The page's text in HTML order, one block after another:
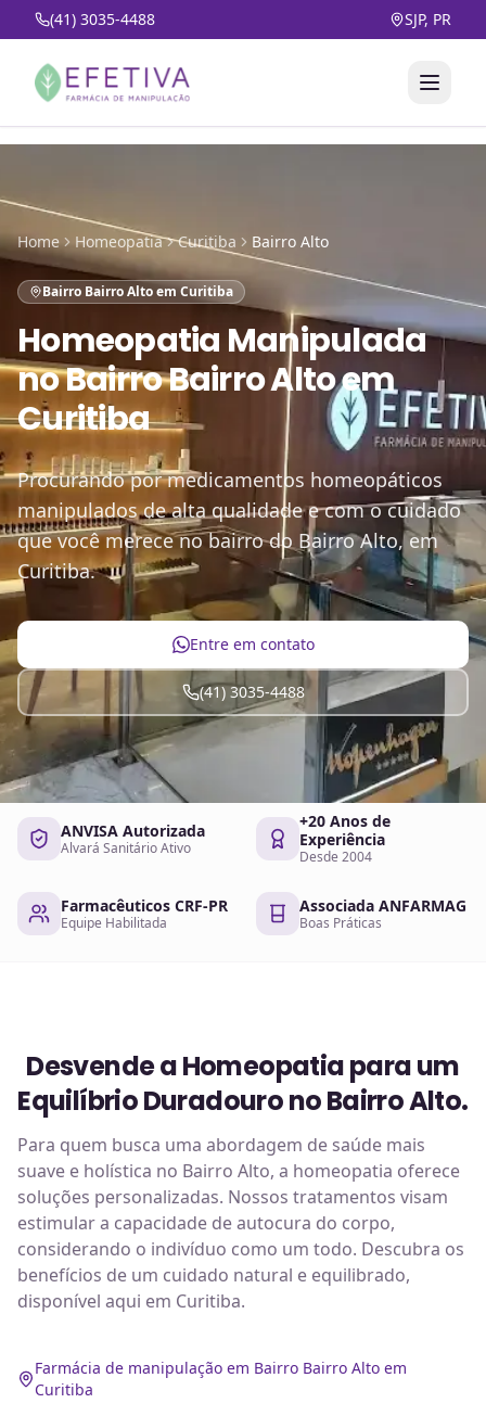
(41) 3035-4488 SJP, PR
Home Homeopatia Curitiba Bairro Alto
Bairro Bairro Alto em Curitiba
Homeopatia Manipulada
noBairro Bairro Alto em
Curitiba
Procurando por medicamentos homeopáticos
manipulados de alta qualidade e com o cuidado
que você merece no bairro do Bairro Alto, em
Curitiba.
Entre em contato
(41) 3035-4488
ANVISA Autorizada
Alvará Sanitário Ativo
+20 Anos de
Experiência
Desde 2004
Farmacêuticos CRF-PR
Equipe Habilitada
Associada ANFARMAG
Boas Práticas
Desvende a Homeopatia para um
Equilíbrio Duradouro no Bairro Alto.
Para quem busca uma abordagem de saúde mais
suave e holística no Bairro Alto, a homeopatia oferece
soluções personalizadas. Nossos tratamentos visam
estimular a capacidade de autocura do corpo,
considerando o indivíduo como um todo. Descubra os
benefícios de um cuidado natural e equilibrado,
disponível aqui em Curitiba.
Farmácia de manipulação em Bairro Bairro Alto em
Curitiba